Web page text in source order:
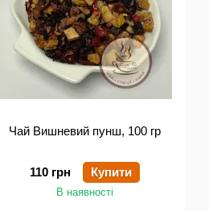
Чай Вишневий пунш, 100 гр
110 грн Купити
В наявності